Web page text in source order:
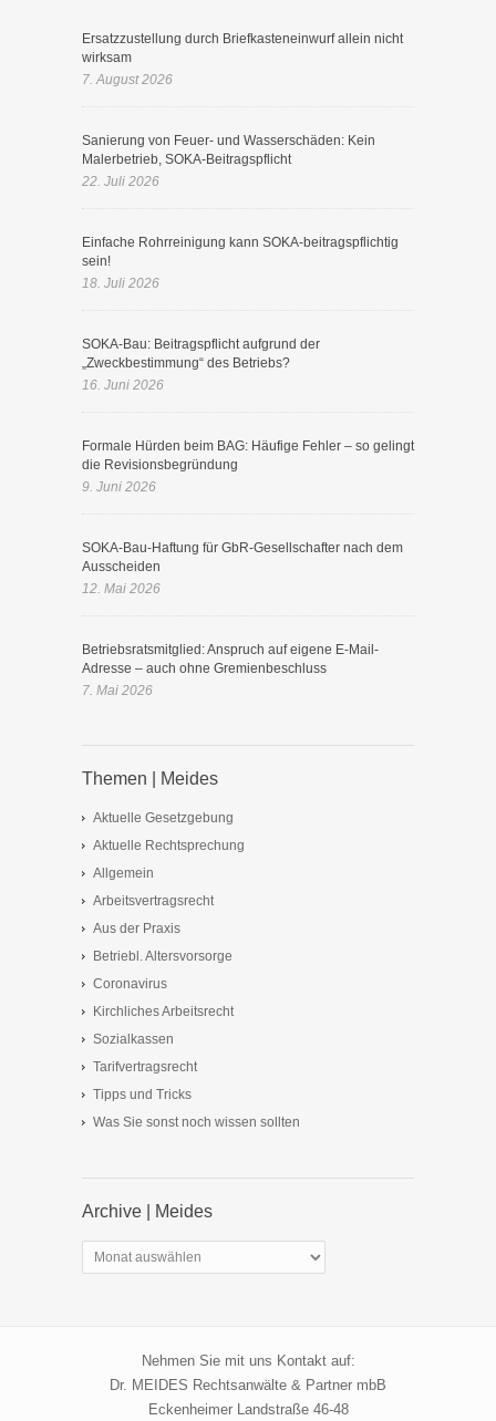
Ersatzzustellung durch Briefkasteneinwurf allein nicht
wirksam
7. August 2026
Sanierung von Feuer- und Wasserschäden: Kein
Malerbetrieb, SOKA-Beitragspflicht
22. Juli 2026
Einfache Rohrreinigung kann SOKA-beitragspflichtig
sein!
18. Juli 2026
SOKA-Bau: Beitragspflicht aufgrund der
„Zweckbestimmung“ des Betriebs?
16. Juni 2026
Formale Hürden beim BAG: Häufige Fehler – so gelingt
die Revisionsbegründung
9. Juni 2026
SOKA-Bau-Haftung für GbR-Gesellschafter nach dem
Ausscheiden
12. Mai 2026
Betriebsratsmitglied: Anspruch auf eigene E-Mail-
Adresse – auch ohne Gremienbeschluss
7. Mai 2026
Themen | Meides
Aktuelle Gesetzgebung
Aktuelle Rechtsprechung
Allgemein
Arbeitsvertragsrecht
Aus der Praxis
Betriebl. Altersvorsorge
Coronavirus
Kirchliches Arbeitsrecht
Sozialkassen
Tarifvertragsrecht
Tipps und Tricks
Was Sie sonst noch wissen sollten
Archive | Meides
Archive
|
Nehmen Sie mit uns Kontakt auf:
Dr. MEIDES Rechtsanwälte & Partner mbB
Eckenheimer Landstraße 46-48